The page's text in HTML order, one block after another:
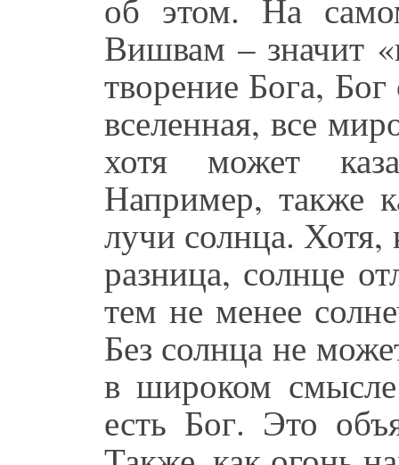
Вишвам – значит
творение Бога,
вселенная, все
хотя может
Например, также
лучи солнца.
разница, солнце
тем не менее
Без солнца не
в широком
есть Бог. Это